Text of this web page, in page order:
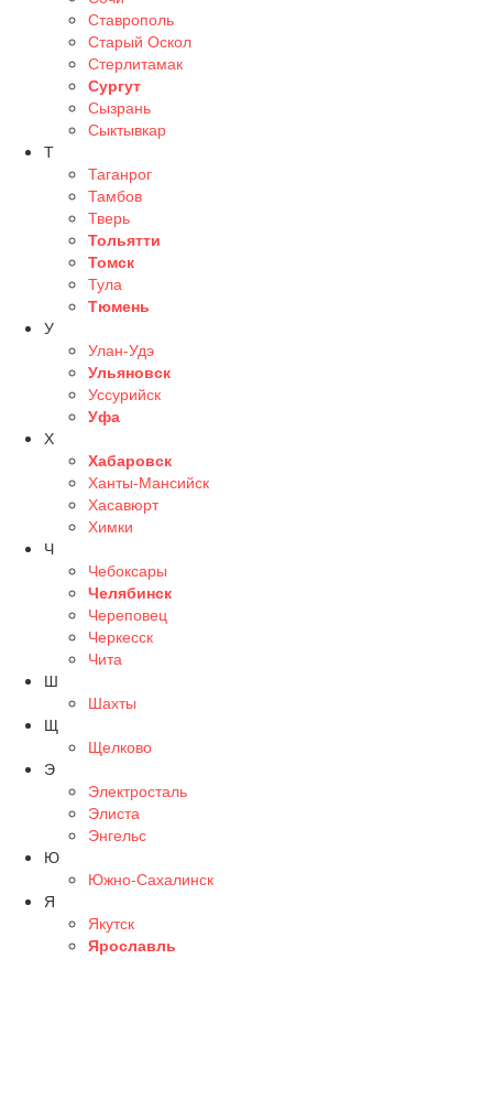
Ставрополь
Старый Оскол
Стерлитамак
Сургут
Сызрань
Сыктывкар
Т
Таганрог
Тамбов
Тверь
Тольятти
Томск
Тула
Тюмень
У
Улан-Удэ
Ульяновск
Уссурийск
Уфа
Х
Хабаровск
Ханты-Мансийск
Хасавюрт
Химки
Ч
Чебоксары
Челябинск
Череповец
Черкесск
Чита
Ш
Шахты
Щ
Щелково
Э
Электросталь
Элиста
Энгельс
Ю
Южно-Сахалинск
Я
Якутск
Ярославль